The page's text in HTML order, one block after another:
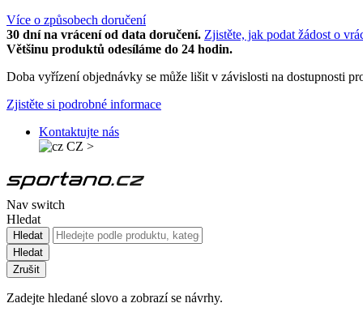
Více o způsobech doručení
30 dní na vrácení od data doručení. Zjistěte, jak podat žádost o
Většinu produktů odesíláme do 24 hodin.
Doba vyřízení objednávky se může lišit v závislosti na dostupnosti
Zjistěte si podrobné informace
Kontaktujte nás
CZ >
Nav switch
Hledat
Hledat
Hledat
Zrušit
Zadejte hledané slovo a zobrazí se návrhy.